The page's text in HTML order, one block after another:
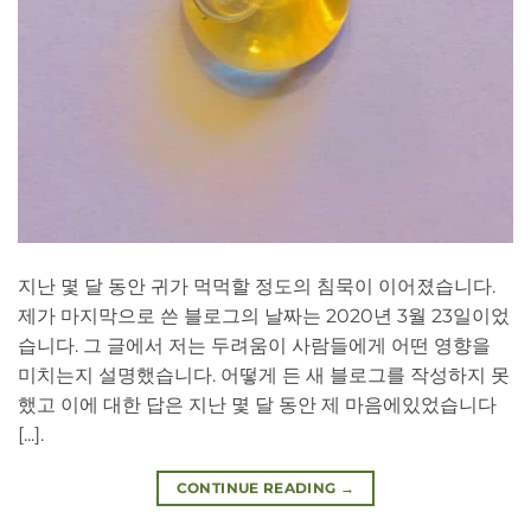
지난 몇 달 동안 귀가 먹먹할 정도의 침묵이 이어졌습니다.
제가 마지막으로 쓴 블로그의 날짜는 2020년 3월 23일이었
습니다. 그 글에서 저는 두려움이 사람들에게 어떤 영향을
미치는지 설명했습니다. 어떻게 든 새 블로그를 작성하지 못
했고 이에 대한 답은 지난 몇 달 동안 제 마음에있었습니다
[...].
CONTINUE READING →